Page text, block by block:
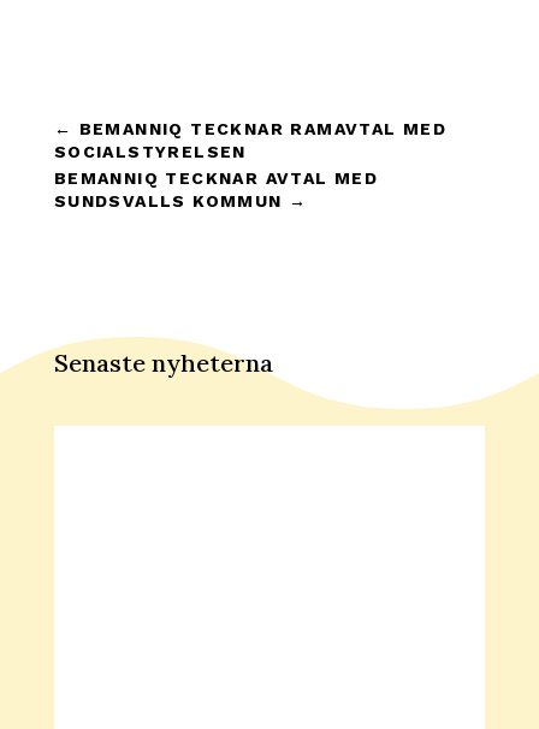
← BEMANNIQ TECKNAR RAMAVTAL MED
SOCIALSTYRELSEN
BEMANNIQ TECKNAR AVTAL MED
SUNDSVALLS KOMMUN →
Senaste nyheterna